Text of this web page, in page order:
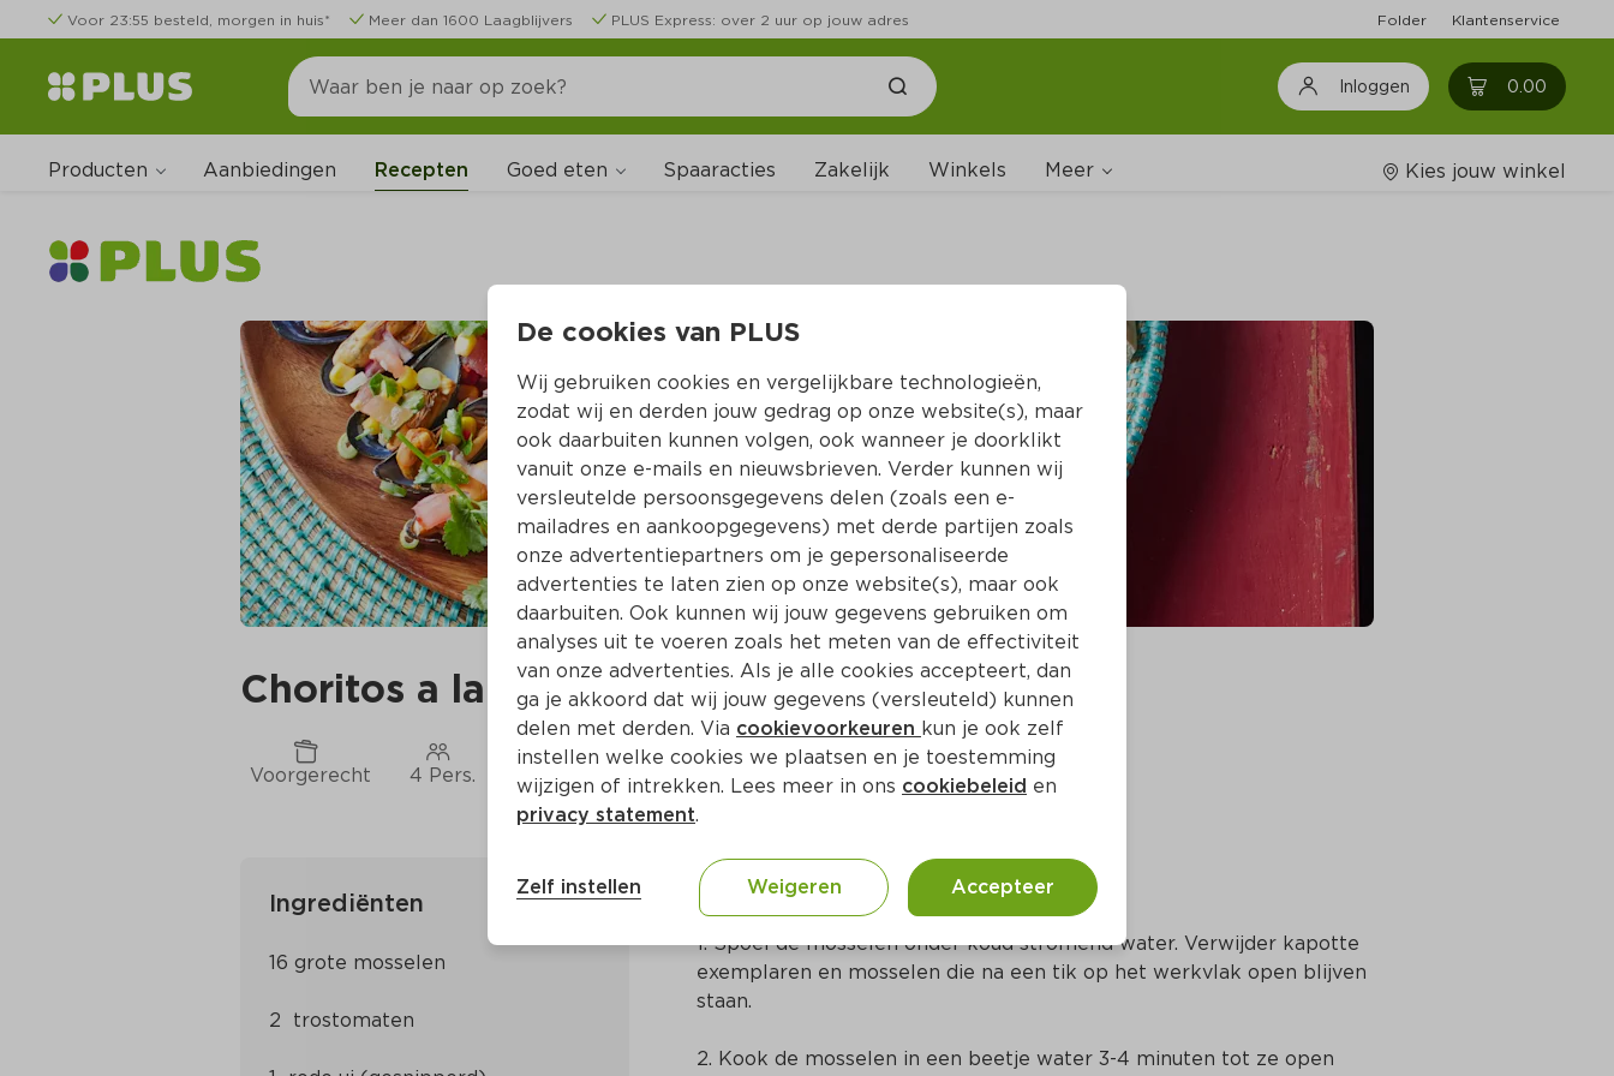
Voor 23:55 besteld, morgen in huis* Meer dan 1600 Laagblijvers PLUS Express: over 2 uur op jouw adres Folder Klantenservice
Inloggen 0.00 0
Producten Aanbiedingen Recepten Goed eten Spaaracties Zakelijk Winkels Meer
Wijnshop
Boodschappenlijstjes
Kies jouw winkel
Choritos a la chalaca
Voorgerecht 4 Pers. Ca. 30 Min Zuid-Amerikaans
Ingrediënten
Bereidingswijze
1. Spoel de mosselen onder koud stromend water. Verwijder kapotte
exemplaren en mosselen die na een tik op het werkvlak open blijven
staan.
2. Kook de mosselen in een beetje water 3-4 minuten tot ze open
De cookies van PLUS
Wij gebruiken cookies en vergelijkbare technologieën,
zodat wij en derden jouw gedrag op onze website(s), maar
ook daarbuiten kunnen volgen, ook wanneer je doorklikt
vanuit onze e-mails en nieuwsbrieven. Verder kunnen wij
versleutelde persoonsgegevens delen (zoals een e-
mailadres en aankoopgegevens) met derde partijen zoals
onze advertentiepartners om je gepersonaliseerde
advertenties te laten zien op onze website(s), maar ook
daarbuiten. Ook kunnen wij jouw gegevens gebruiken om
analyses uit te voeren zoals het meten van de effectiviteit
van onze advertenties. Als je alle cookies accepteert, dan
ga je akkoord dat wij jouw gegevens (versleuteld) kunnen
delen met derden. Via cookievoorkeuren kun je ook zelf
instellen welke cookies we plaatsen en je toestemming
wijzigen of intrekken. Lees meer in ons cookiebeleid en
privacy statement.
Zelf instellen Weigeren Accepteer